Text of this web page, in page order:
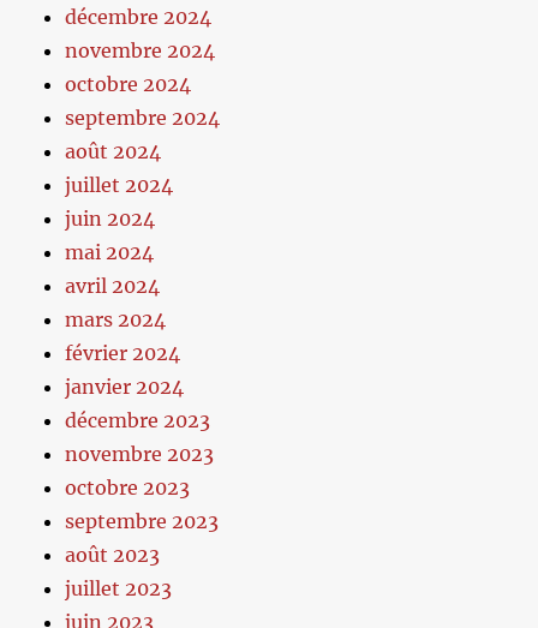
décembre 2024
novembre 2024
octobre 2024
septembre 2024
août 2024
juillet 2024
juin 2024
mai 2024
avril 2024
mars 2024
février 2024
janvier 2024
décembre 2023
novembre 2023
octobre 2023
septembre 2023
août 2023
juillet 2023
juin 2023